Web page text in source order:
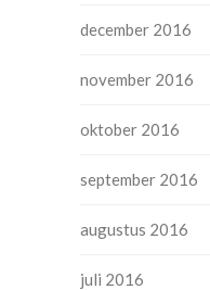
december 2016
november 2016
oktober 2016
september 2016
augustus 2016
juli 2016